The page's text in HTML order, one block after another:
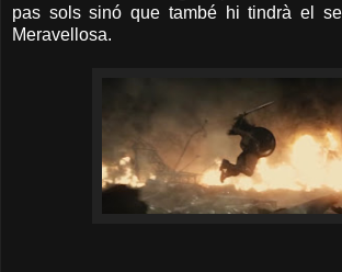
pas sols sinó que també hi tindrà el
Meravellosa.